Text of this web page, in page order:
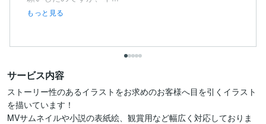
もっと見る
サービス内容
ストーリー性のあるイラストをお求めのお客様へ目を引くイラスト
を描いています！
MVサムネイルや小説の表紙絵、観賞用など幅広く対応しておりま